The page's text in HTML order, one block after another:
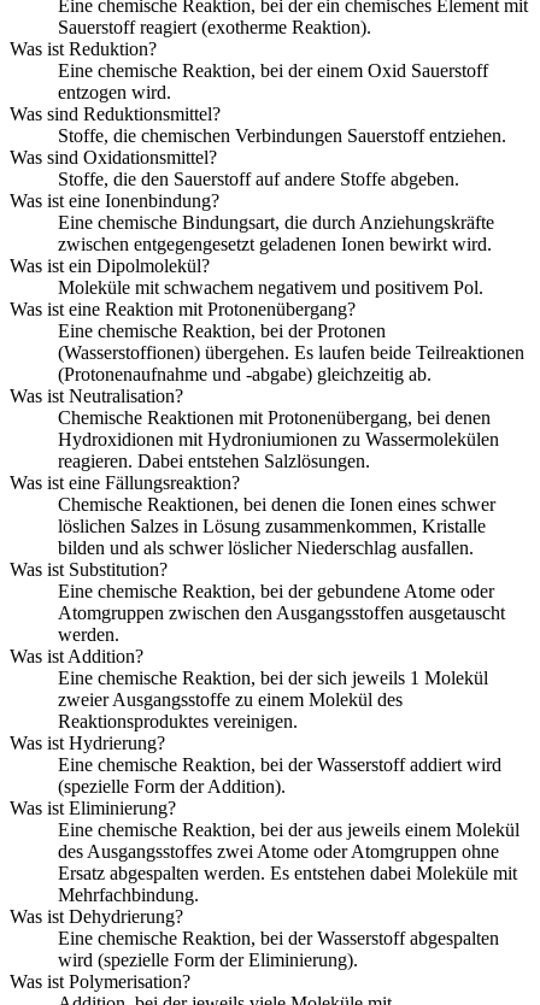
Eine chemische Reaktion, bei der ein chemisches Element mit
Sauerstoff reagiert (exotherme Reaktion).
Was ist Reduktion?
Eine chemische Reaktion, bei der einem Oxid Sauerstoff
entzogen wird.
Was sind Reduktionsmittel?
Stoffe, die chemischen Verbindungen Sauerstoff entziehen.
Was sind Oxidationsmittel?
Stoffe, die den Sauerstoff auf andere Stoffe abgeben.
Was ist eine Ionenbindung?
Eine chemische Bindungsart, die durch Anziehungskräfte
zwischen entgegengesetzt geladenen Ionen bewirkt wird.
Was ist ein Dipolmolekül?
Moleküle mit schwachem negativem und positivem Pol.
Was ist eine Reaktion mit Protonenübergang?
Eine chemische Reaktion, bei der Protonen
(Wasserstoffionen) übergehen. Es laufen beide Teilreaktionen
(Protonenaufnahme und -abgabe) gleichzeitig ab.
Was ist Neutralisation?
Chemische Reaktionen mit Protonenübergang, bei denen
Hydroxidionen mit Hydroniumionen zu Wassermolekülen
reagieren. Dabei entstehen Salzlösungen.
Was ist eine Fällungsreaktion?
Chemische Reaktionen, bei denen die Ionen eines schwer
löslichen Salzes in Lösung zusammenkommen, Kristalle
bilden und als schwer löslicher Niederschlag ausfallen.
Was ist Substitution?
Eine chemische Reaktion, bei der gebundene Atome oder
Atomgruppen zwischen den Ausgangsstoffen ausgetauscht
werden.
Was ist Addition?
Eine chemische Reaktion, bei der sich jeweils 1 Molekül
zweier Ausgangsstoffe zu einem Molekül des
Reaktionsproduktes vereinigen.
Was ist Hydrierung?
Eine chemische Reaktion, bei der Wasserstoff addiert wird
(spezielle Form der Addition).
Was ist Eliminierung?
Eine chemische Reaktion, bei der aus jeweils einem Molekül
des Ausgangsstoffes zwei Atome oder Atomgruppen ohne
Ersatz abgespalten werden. Es entstehen dabei Moleküle mit
Mehrfachbindung.
Was ist Dehydrierung?
Eine chemische Reaktion, bei der Wasserstoff abgespalten
wird (spezielle Form der Eliminierung).
Was ist Polymerisation?